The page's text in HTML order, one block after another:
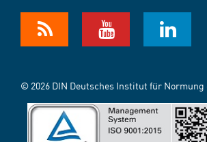
© 2026 DIN Deutsches Institut für Normung